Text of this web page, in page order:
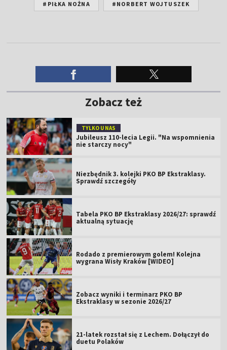
#PIŁKA NOŻNA #NORBERT WOJTUSZEK
Zobacz też
TYLKO U NAS
Jubileusz 110-lecia Legii. "Na wspomnienia
nie starczy nocy"
Niezbędnik 3. kolejki PKO BP Ekstraklasy.
Sprawdź szczegóły
Tabela PKO BP Ekstraklasy 2026/27: sprawdź
aktualną sytuację
Rodado z premierowym golem! Kolejna
wygrana Wisły Kraków [WIDEO]
Zobacz wyniki i terminarz PKO BP
Ekstraklasy w sezonie 2026/27
21-latek rozstał się z Lechem. Dołączył do
duetu Polaków